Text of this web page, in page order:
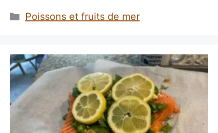
Catégories
Poissons et fruits de mer